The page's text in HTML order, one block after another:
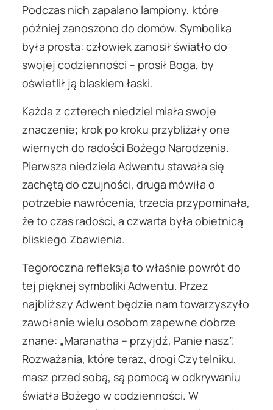
Podczas nich zapalano lampiony, które
później zanoszono do domów. Symbolika
była prosta: człowiek zanosił światło do
swojej codzienności – prosił Boga, by
oświetlił ją blaskiem łaski.
Każda z czterech niedziel miała swoje
znaczenie; krok po kroku przybliżały one
wiernych do radości Bożego Narodzenia.
Pierwsza niedziela Adwentu stawała się
zachętą do czujności, druga mówiła o
potrzebie nawrócenia, trzecia przypominała,
że to czas radości, a czwarta była obietnicą
bliskiego Zbawienia.
Tegoroczna refleksja to właśnie powrót do
tej pięknej symboliki Adwentu. Przez
najbliższy Adwent będzie nam towarzyszyło
zawołanie wielu osobom zapewne dobrze
znane: „Maranatha – przyjdź, Panie nasz”.
Rozważania, które teraz, drogi Czytelniku,
masz przed sobą, są pomocą w odkrywaniu
światła Bożego w codzienności. W